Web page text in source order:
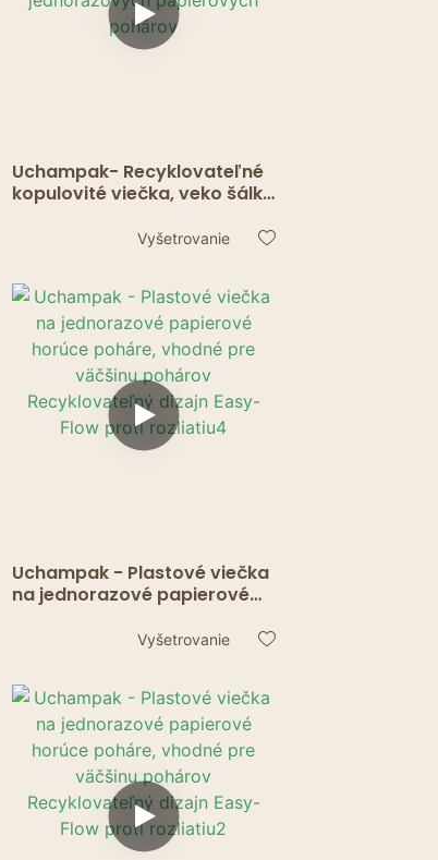
Uchampak- Recyklovateľné
kopulovité viečka, veko šálky
Vhodné pre 8, 10, 12, 16, 20
pohárov
Vyšetrovanie
Uchampak - Plastové viečka
na jednorazové papierové
väčšinu pohárov
Flow proti rozliatiu4
Vyšetrovanie